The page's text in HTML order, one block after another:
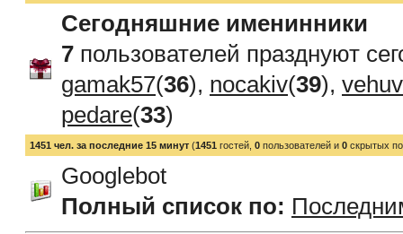
Сегодняшние именинники
7 пользователей празднуют
gamak57(36), nocakiv(39),
pedare(33)
1451 чел. за последние 15 минут (1451 гостей, 0 пользователей и 0 скрытых
Googlebot
Полный список по: